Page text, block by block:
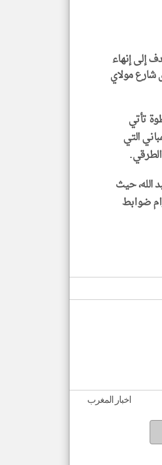
إلى إنهاء
شارع مولاي
تأتي
التي
الله، حيث
ضوابط
اخبار المغرب
klyoum.com